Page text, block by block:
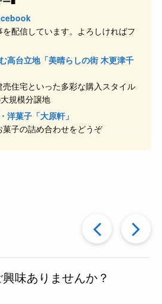
n
a
et
配信しています。よろしければフ
高台立地「美晴らしの街 木更津千
住宅といった多彩な購入スタイル
規模分譲地
洋菓子「大原軒」
子の詰め合わせをどうぞ
過
去
味ありませんか？